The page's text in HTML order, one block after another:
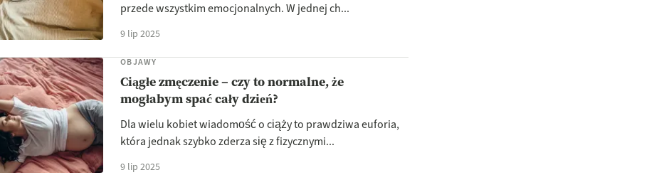
przede wszystkim emocjonalnych. W jednej ch...
9 lip 2025
OBJAWY
Ciągłe zmęczenie – czy to normalne, że
mogłabym spać cały dzień?
Dla wielu kobiet wiadomość o ciąży to prawdziwa euforia,
która jednak szybko zderza się z fizycznymi...
9 lip 2025